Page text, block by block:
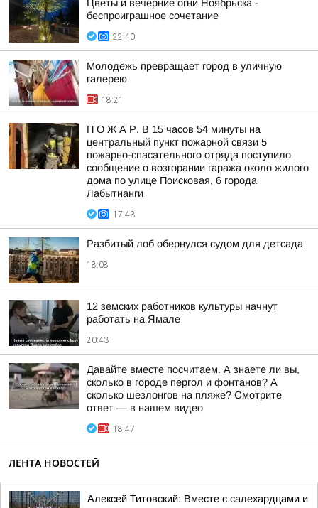
Цветы и вечерние огни Ноябрьска -
беспроиграшное сочетание
22:40
Молодёжь превращает город в уличную
галерею
18:21
П О Ж А Р. В 15 часов 54 минуты на
центральный пункт пожарной связи 5
пожарно-спасательного отряда поступило
сообщение о возгорании гаража около жилого
дома по улице Поисковая, 6 города
Лабытнанги
17:43
Разбитый лоб обернулся судом для детсада
18:08
12 земских работников культуры начнут
работать на Ямале
20:43
Давайте вместе посчитаем. А знаете ли вы,
сколько в городе пергол и фонтанов? А
сколько шезлонгов на пляже? Смотрите
ответ — в нашем видео
18:47
ЛЕНТА НОВОСТЕЙ
Алексей Титовский: Вместе с салехардцами и